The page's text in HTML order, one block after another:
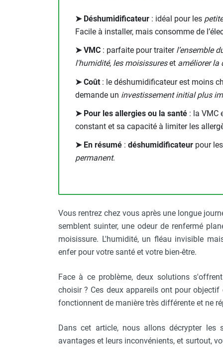
Hygiène
Sèche-main et sèche-cheveux
Chauffage fixe atelier
Chauffage d'atelier fixe au fioul et
Chauffage au fioul avec réservoir
Chauffage au fioul à raccorder sur
citerne
Aérotherme au fioul
Chauffage polycombustible / huile
Chauffage d'atelier fixe avec brûleur
Chauffage suspendu au gaz
Chauffage FARM
Chauffage FARM au gaz
Chauffage FARM au fioul
Chauffage d'atelier granulés / bois /
Chaudière fixe à eau
Aérotherme fixe mural
Aérotherme électrique
Aérotherme à eau chaude ou froide
Aérotherme au fioul
➤ Déshumidificateur : idéal pour les
Facile à installer, mais consomme de
➤ VMC : parfaite pour traiter l’ensemble
l'humidité, les moisissureset améliorer la
➤ Coût : le déshumidificateur est moins
demande un investissement initial plus
➤ Pour les allergies ou la santé : la VMC
constant et sa capacité à limiter les
➤ En résumé : déshumidificateur pour
permanent.
Vous rentrez chez vous après une longue
semblent suinter, une odeur de renfermé
moisissure. L'humidité, un fléau invisible
enfer pour votre santé et votre bien-être.
Face à ce problème, deux solutions
choisir ? Ces deux appareils ont pour
fonctionnent de manière très différente et ne
Dans cet article, nous allons décrypter les
avantages et leurs inconvénients, et surtout,